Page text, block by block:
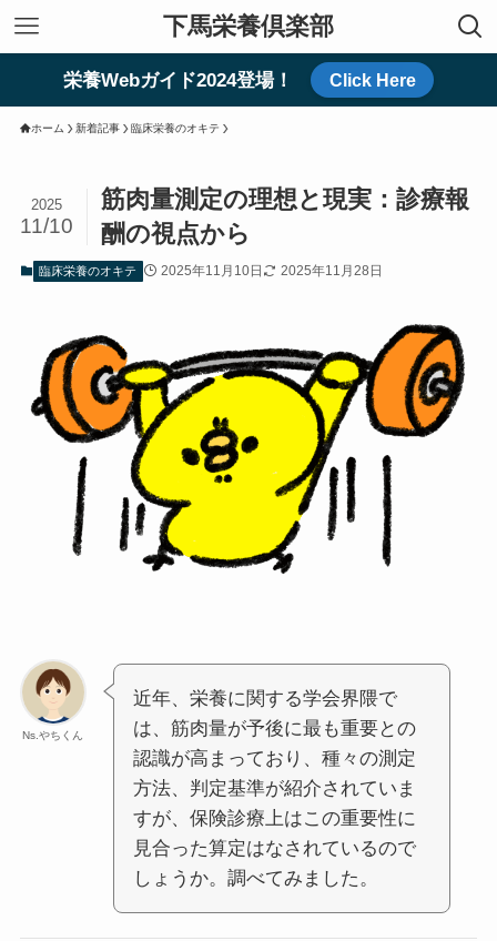
下馬栄養倶楽部
栄養Webガイド2024登場！ Click Here
ホーム 新着記事 臨床栄養のオキテ
筋肉量測定の理想と現実：診療報
酬の視点から
2025
11/10
臨床栄養のオキテ 2025年11月10日 2025年11月28日
Ns.やちくん
近年、栄養に関する学会界隈で
は、筋肉量が予後に最も重要との
認識が高まっており、種々の測定
方法、判定基準が紹介されていま
すが、保険診療上はこの重要性に
見合った算定はなされているので
しょうか。調べてみました。